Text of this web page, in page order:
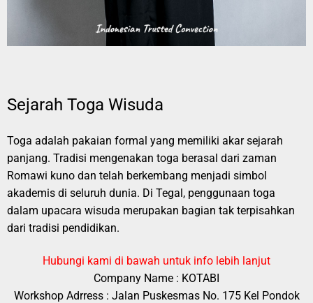
Sejarah Toga Wisuda
Toga adalah pakaian formal yang memiliki akar sejarah
panjang. Tradisi mengenakan toga berasal dari zaman
Romawi kuno dan telah berkembang menjadi simbol
akademis di seluruh dunia. Di Tegal, penggunaan toga
dalam upacara wisuda merupakan bagian tak terpisahkan
dari tradisi pendidikan.
Hubungi kami di bawah untuk info lebih lanjut
Company Name : KOTABI
Workshop Adrress : Jalan Puskesmas No. 175 Kel Pondok